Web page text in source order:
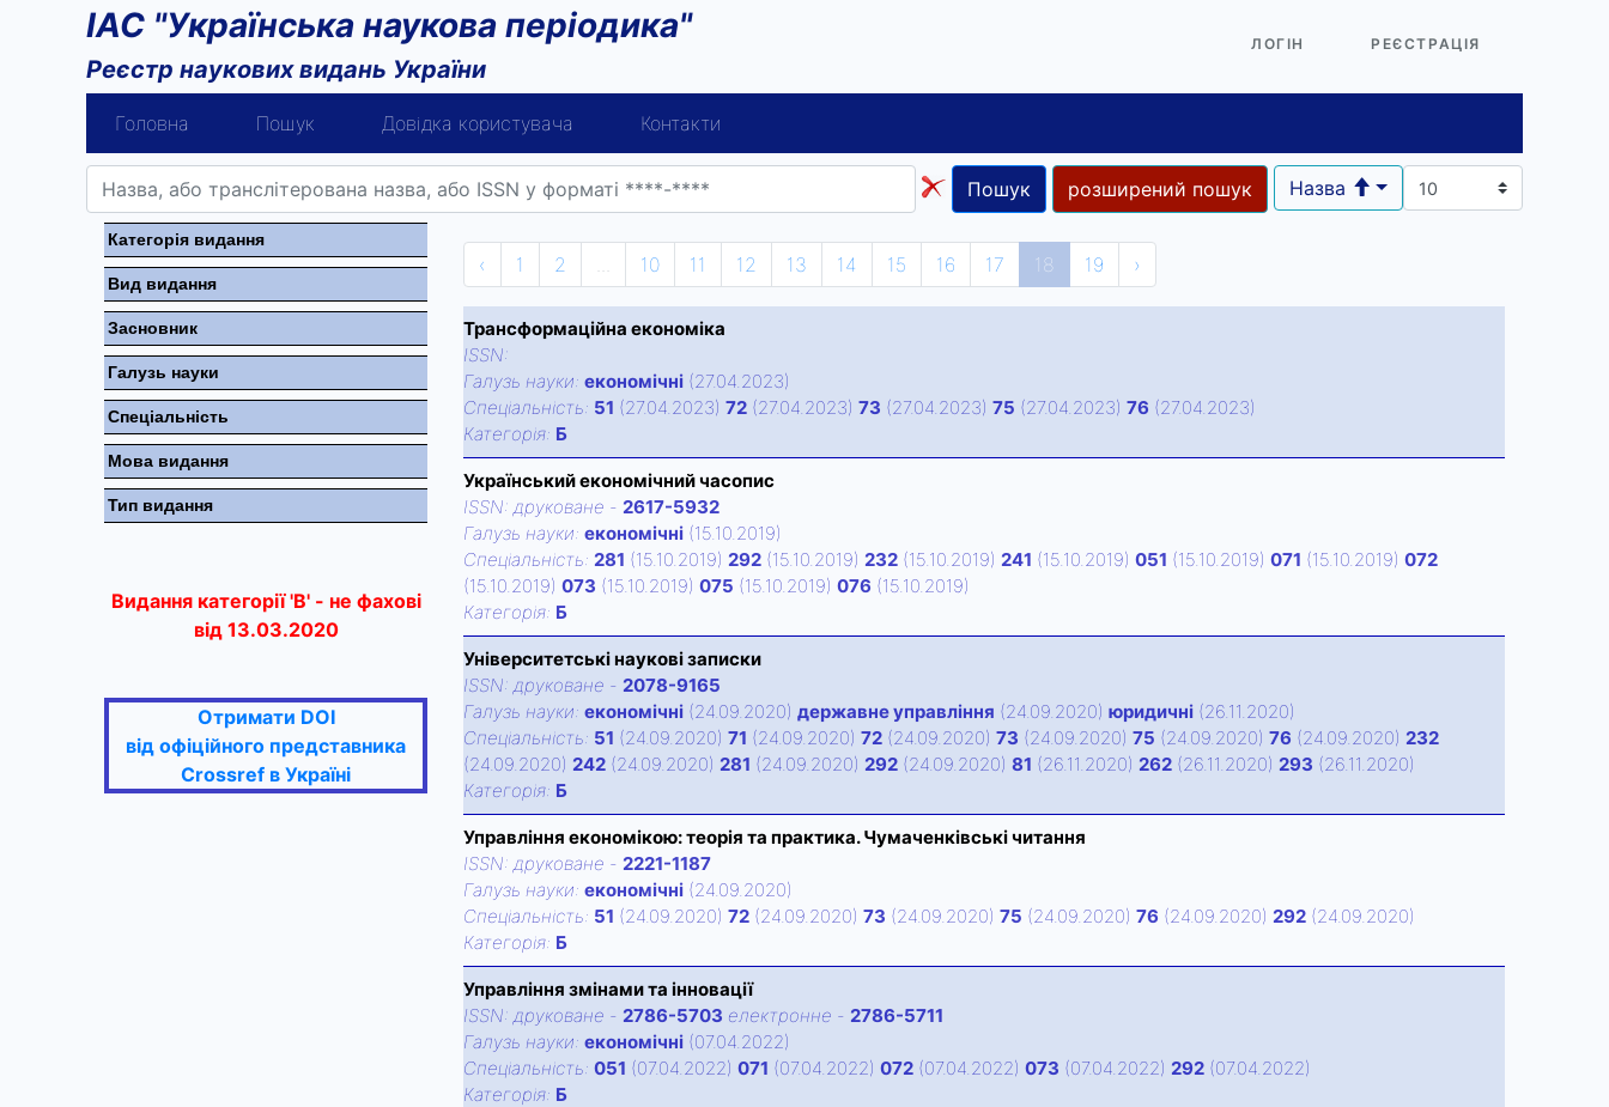
ІАС "Українська наукова періодика"
Реєстр наукових видань України
ЛОГІН РЕЄСТРАЦІЯ
Головна Пошук Довідка користувача Контакти
Пошук розширений пошук Назва
Категорiя видання
Вид видання
Засновник
Галузь науки
Спецiальнiсть
Мова видання
Тип видання
Видання категорії 'В' - не фахові
від 13.03.2020
Отримати DOI
від офіційного представника
Crossref в Україні
‹ 1 2 10 11 12 13 14 15 16 17 18 19 ›
Трансформаційна економіка
ISSN:
Галузь науки: економічні (27.04.2023)
Спецiальнiсть: 51 (27.04.2023) 72 (27.04.2023) 73 (27.04.2023) 75 (27.04.2023) 76 (27.04.2023)
Категорiя: Б
Український економічний часопис
ISSN: друковане - 2617-5932
Галузь науки: економічні (15.10.2019)
Спецiальнiсть: 281 (15.10.2019) 292 (15.10.2019) 232 (15.10.2019) 241 (15.10.2019) 051 (15.10.2019) 071 (15.10.2019) 072
(15.10.2019) 073 (15.10.2019) 075 (15.10.2019) 076 (15.10.2019)
Категорiя: Б
Університетські наукові записки
ISSN: друковане - 2078-9165
Галузь науки: економічні (24.09.2020) державне управління (24.09.2020) юридичні (26.11.2020)
Спецiальнiсть: 51 (24.09.2020) 71 (24.09.2020) 72 (24.09.2020) 73 (24.09.2020) 75 (24.09.2020) 76 (24.09.2020) 232
(24.09.2020) 242 (24.09.2020) 281 (24.09.2020) 292 (24.09.2020) 81 (26.11.2020) 262 (26.11.2020) 293 (26.11.2020)
Категорiя: Б
Управління економікою: теорія та практика. Чумаченківські читання
ISSN: друковане - 2221-1187
Галузь науки: економічні (24.09.2020)
Спецiальнiсть: 51 (24.09.2020) 72 (24.09.2020) 73 (24.09.2020) 75 (24.09.2020) 76 (24.09.2020) 292 (24.09.2020)
Категорiя: Б
Управління змінами та інновації
ISSN: друковане - 2786-5703 електронне - 2786-5711
Галузь науки: економічні (07.04.2022)
Спецiальнiсть: 051 (07.04.2022) 071 (07.04.2022) 072 (07.04.2022) 073 (07.04.2022) 292 (07.04.2022)
Категорiя: Б